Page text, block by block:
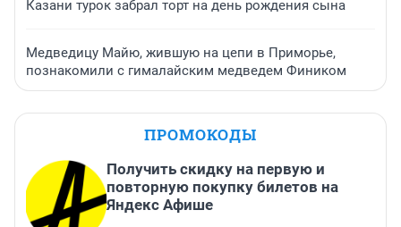
Казани турок забрал торт на день рождения сына
Медведицу Майю, жившую на цепи в Приморье,
познакомили с гималайским медведем Фиником
ПРОМОКОДЫ
Получить скидку на первую и
повторную покупку билетов на
Яндекс Афише